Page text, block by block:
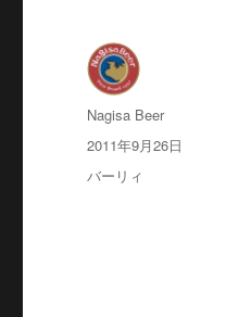
投
稿
Nagisa Beer
投
稿
2011年9月26日
カ
バーリィ